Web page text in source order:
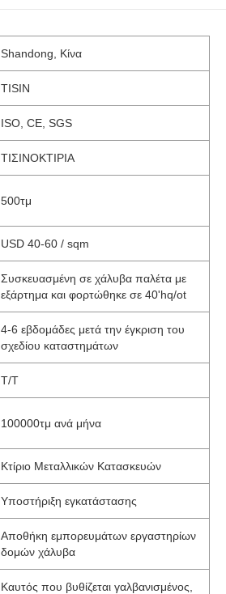
Shandong, Κίνα
TISIN
ISO, CE, SGS
ΤΙΣΙΝΟΚΤΙΡΙΑ
500τμ
USD 40-60 / sqm
Συσκευασμένη σε χάλυβα παλέτα με
εξάρτημα και φορτώθηκε σε 40'hq/ot
4-6 εβδομάδες μετά την έγκριση του
σχεδίου καταστημάτων
T/T
100000τμ ανά μήνα
Κτίριο Μεταλλικών Κατασκευών
Υποστήριξη εγκατάστασης
Αποθήκη εμπορευμάτων εργαστηρίων
δομών χάλυβα
Καυτός που βυθίζεται γαλβανισμένος,